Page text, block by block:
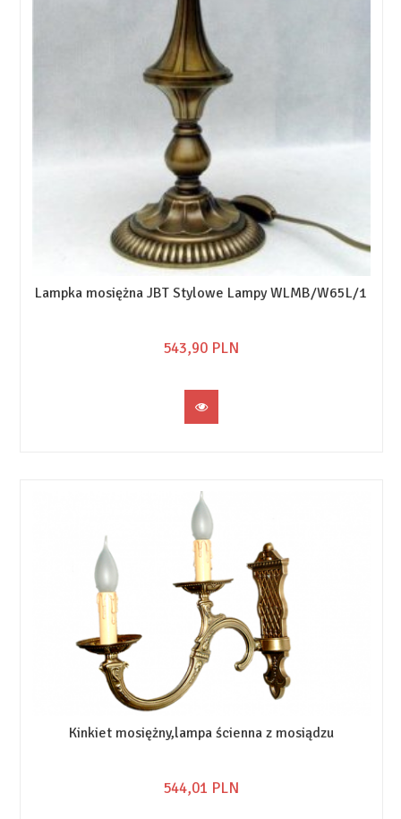
Lampka mosiężna JBT Stylowe Lampy WLMB/W65L/1
543,90 PLN
Kinkiet mosiężny,lampa ścienna z mosiądzu
544,01 PLN